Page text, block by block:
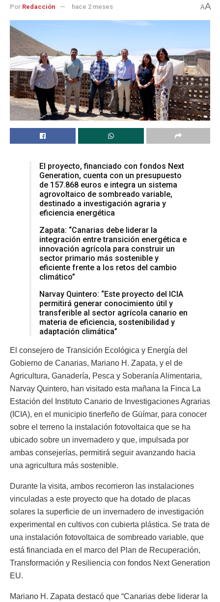
Por Redacción hace 2 meses AA
El proyecto, financiado con fondos Next
Generation, cuenta con un presupuesto
de 157.868 euros e integra un sistema
agrovoltaico de sombreado variable,
destinado a investigación agraria y
eficiencia energética
Zapata: “Canarias debe liderar la
integración entre transición energética e
innovación agrícola para construir un
sector primario más sostenible y
eficiente frente a los retos del cambio
climático”
Narvay Quintero: “Este proyecto del ICIA
permitirá generar conocimiento útil y
transferible al sector agrícola canario en
materia de eficiencia, sostenibilidad y
adaptación climática”
El consejero de Transición Ecológica y Energía del
Gobierno de Canarias, Mariano H. Zapata, y el de
Agricultura, Ganadería, Pesca y Soberanía Alimentaria,
Narvay Quintero, han visitado esta mañana la Finca La
Estación del Instituto Canario de Investigaciones Agrarias
(ICIA), en el municipio tinerfeño de Güímar, para conocer
sobre el terreno la instalación fotovoltaica que se ha
ubicado sobre un invernadero y que, impulsada por
ambas consejerías, permitirá seguir avanzando hacia
una agricultura más sostenible.
Durante la visita, ambos recorrieron las instalaciones
vinculadas a este proyecto que ha dotado de placas
solares la superficie de un invernadero de investigación
experimental en cultivos con cubierta plástica. Se trata de
una instalación fotovoltaica de sombreado variable, que
está financiada en el marco del Plan de Recuperación,
Transformación y Resiliencia con fondos Next Generation
EU.
Mariano H. Zapata destacó que “Canarias debe liderar la